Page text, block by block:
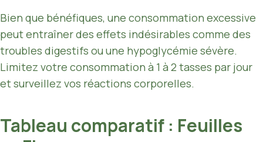
Bien que bénéfiques, une consommation excessive
peut entraîner des effets indésirables comme des
troubles digestifs ou une hypoglycémie sévère.
Limitez votre consommation à 1 à 2 tasses par jour
et surveillez vos réactions corporelles.
Tableau comparatif : Feuilles